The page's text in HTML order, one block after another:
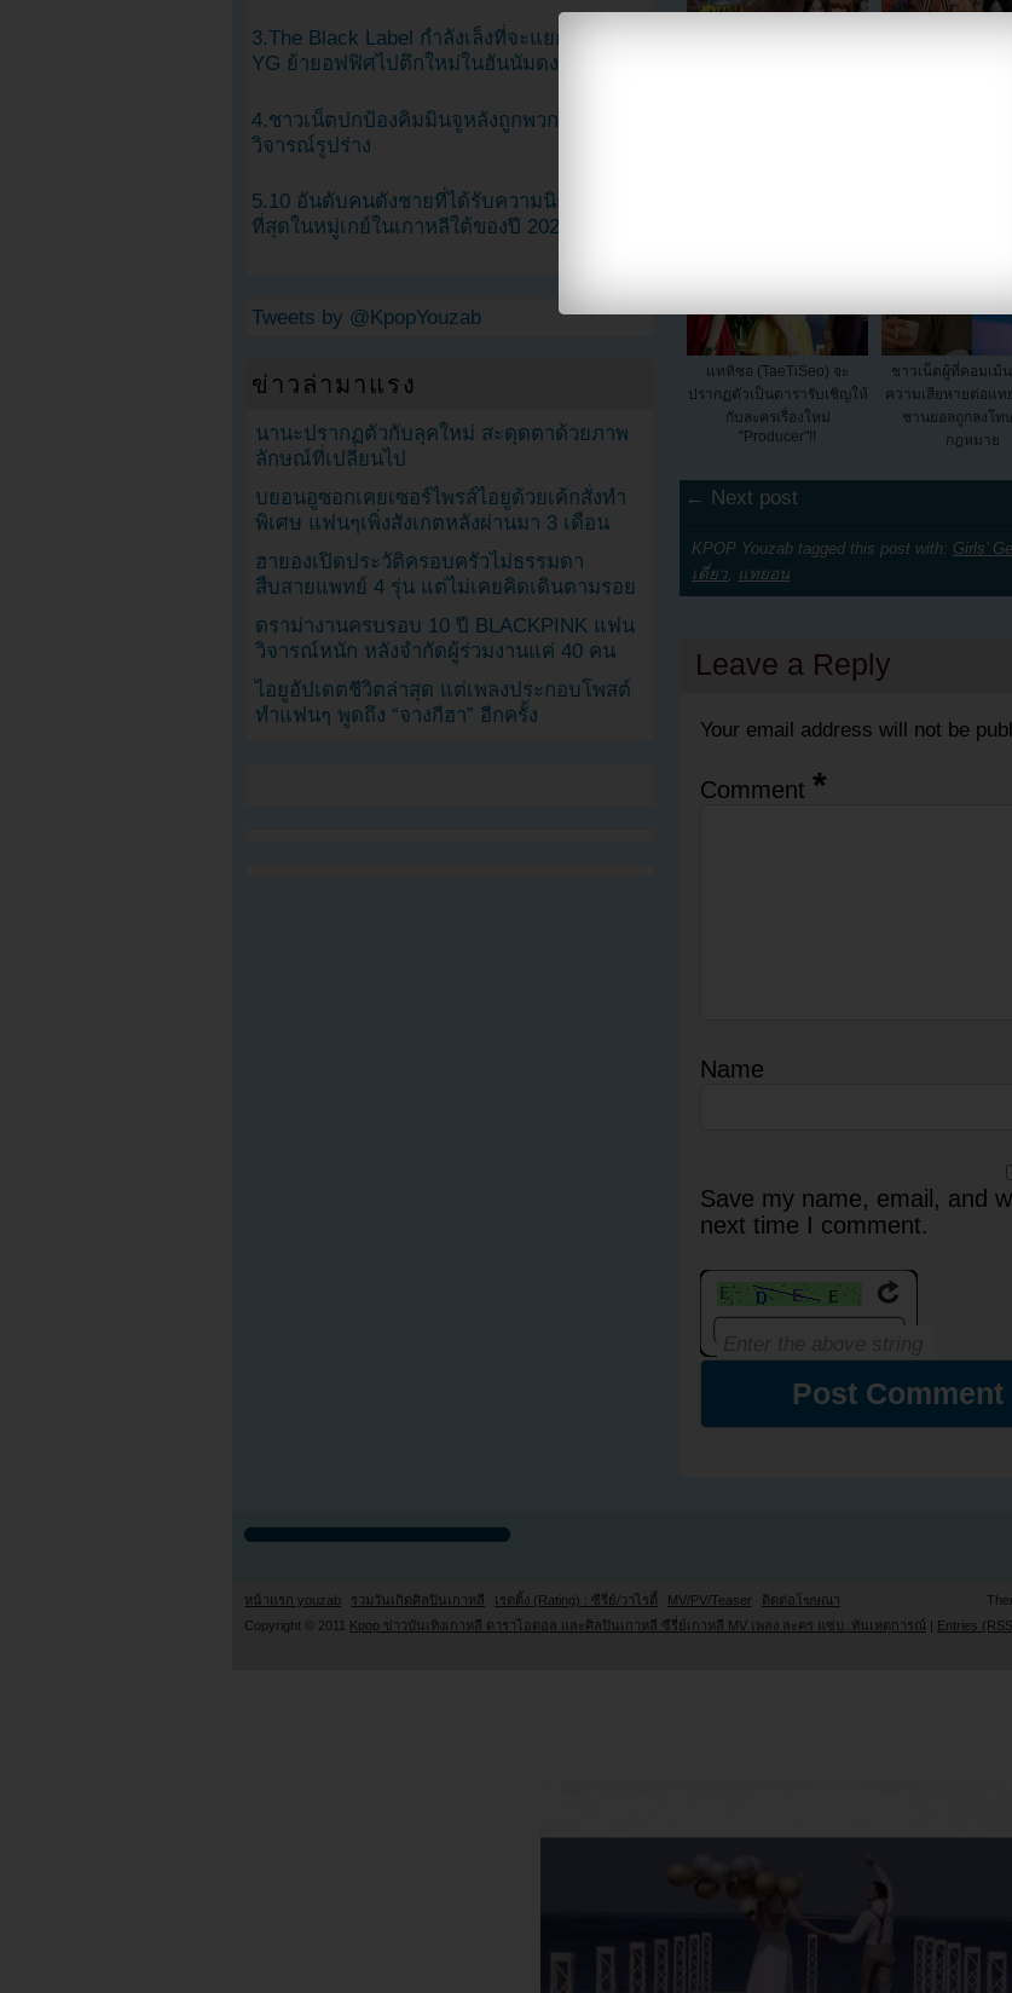
แททิซอ (TaeTiSeo) จะ
ปรากฏตัวเป็นดารารับเชิญให้
กับละครเรื่องใหม่
"Producer"!!
ชาวเน็ตผู้ที่คอมเม้
ความเสียหายต่อแท
ชานยอลถูกลงโท
กฎหมาย
← Next post
KPOP Youzab tagged this post with: Girls’
เดี่ยว, แทยอน
Leave a Reply
Your email address will not be
Comment *
Name
Save my name, email, and
next time I comment.
3.The Black Label กำลังเล็งที่จะแยกตัวจาก
YG ย้ายอฟฟิศไปตึกใหม่ในฮันนัมดง
4.ชาวเน็ตปกป้องคิมมินจูหลังถูกพวกเฮดเตอร์
วิจารณ์รูปร่าง
5.10 อันดับคนดังชายที่ได้รับความนิยมมาก
ที่สุดในหมู่เกย์ในเกาหลีใต้ของปี 2023
Tweets by @KpopYouzab
ข่าวล่ามาแรง
นานะปรากฏตัวกับลุคใหม่ สะดุดตาด้วยภาพ
ลักษณ์ที่เปลี่ยนไป
บยอนอูซอกเคยเซอร์ไพรส์ไอยูด้วยเค้กสั่งทำ
พิเศษ แฟนๆเพิ่งสังเกตหลังผ่านมา 3 เดือน
ฮายองเปิดประวัติครอบครัวไม่ธรรมดา
สืบสายแพทย์ 4 รุ่น แต่ไม่เคยคิดเดินตามรอย
ดราม่างานครบรอบ 10 ปี BLACKPINK แฟน
วิจารณ์หนัก หลังจำกัดผู้ร่วมงานแค่ 40 คน
ไอยูอัปเดตชีวิตล่าสุด แต่เพลงประกอบโพสต์
ทำแฟนๆ พูดถึง “จางกีฮา” อีกครั้ง
หน้าแรก youzab รวมวันเกิดศิลปินเกาหลี เรตติ้ง (Rating) : ซีรี่ย์/วาไรตี้ MV/PV/Teaser ติดต่อโฆษณา
Copyright © 2011 Kpop ข่าวบันเทิงเกาหลี ดาราไอดอล และศิลปินเกาหลี ซีรี่ย์เกาหลี MV เพลง ละคร แซ่บ..ทันเหตุการณ์ | Entries